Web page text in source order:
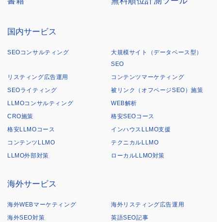
国内サービス
SEOコンサルティング
大規模サイト（データベース型）
SEO
リスティング広告運用
コンテンツマーケティング
SEOライティング
被リンク（オフページSEO）施策
LLMOコンサルティング
WEB解析
CRO施策
格安SEOコース
格安LLMOコース
インハウスLLMO支援
コンテンツLLMO
テクニカルLLMO
LLMO外部対策
ローカルLLMO対策
海外サービス
海外WEBマーケティング
海外リスティング広告運用
海外SEO対策
英語SEO記事